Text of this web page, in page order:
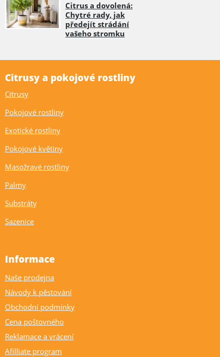
Citrus a dovolená:
Chytré rady, jak
předejít strádání
vašeho stromku
Citrusy a pokojové rostliny
Citrusy
Pokojové rostliny
Exotické rostliny
Pokojové květiny
Masožravé rostliny
Palmy
Substráty
Sazenice
Informace
Naše prodejna
Návody k pěstování
Obchodní podmínky
Cena poštovného
Reklamace a vrácení
Afilliate program